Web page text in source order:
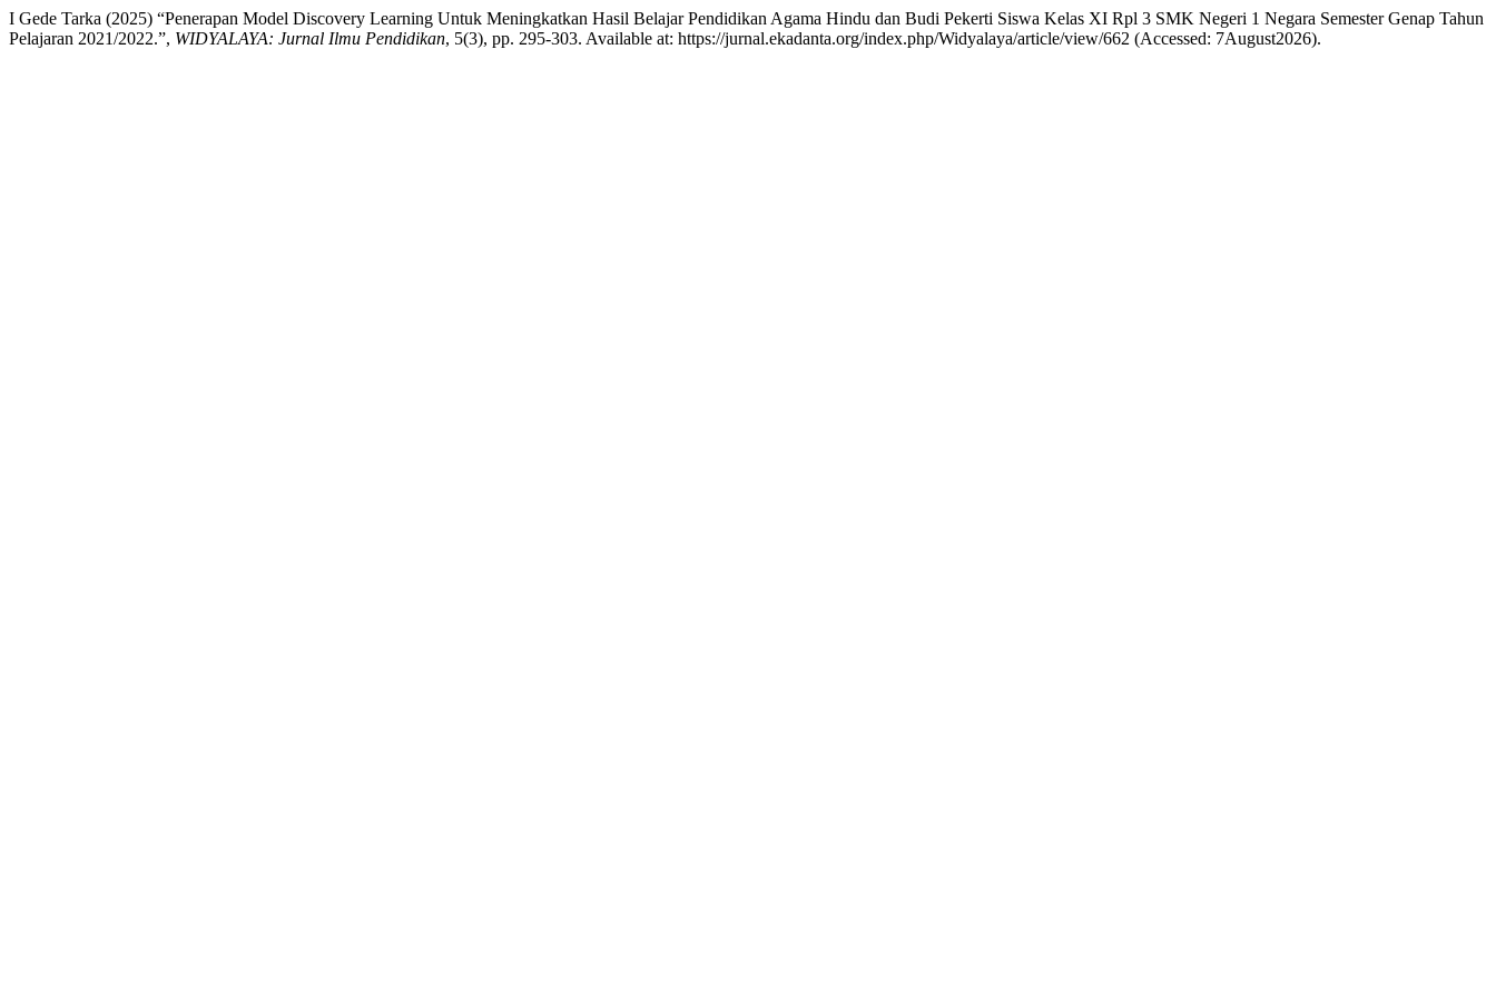
I Gede Tarka (2025) “Penerapan Model Discovery Learning Untuk Meningkatkan Hasil Belajar Pendidikan Agama Hindu dan Budi Pekerti Siswa Kelas XI Rpl 3 SMK Negeri 1 Negara Semester Genap Tahun
Pelajaran 2021/2022.”, WIDYALAYA: Jurnal Ilmu Pendidikan, 5(3), pp. 295-303. Available at: https://jurnal.ekadanta.org/index.php/Widyalaya/article/view/662 (Accessed: 7August2026).